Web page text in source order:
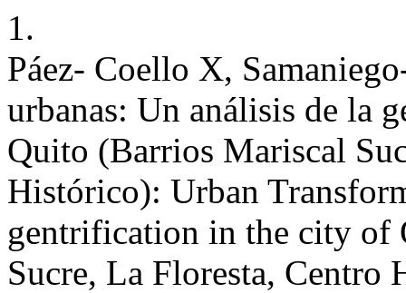
1.
Páez- Coello X,
urbanas: Un análisis de la
Quito (Barrios Mariscal
Histórico): Urban
gentrification in the city of
Sucre, La Floresta,